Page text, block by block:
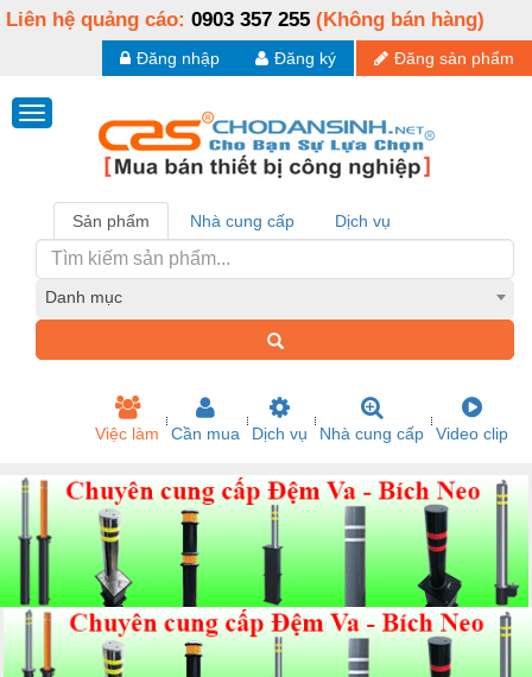
Liên hệ quảng cáo: 0903 357 255 (Không bán hàng)
Đăng sản phẩm
Đăng ký
Đăng nhập
Sản phẩm Nhà cung cấp Dịch vụ
Danh mục
Việc làm Cần mua Dịch vụ Nhà cung cấp Video clip